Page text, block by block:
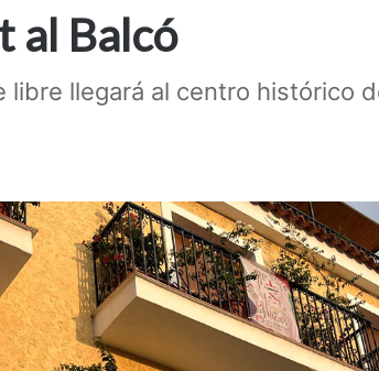
al Balcó
libre llegará al centro histórico